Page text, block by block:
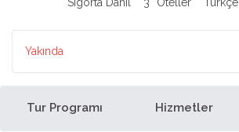
Yakında
Tur Programı Hizmetler